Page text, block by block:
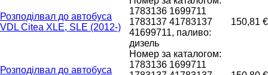
Розподілвал до автобуса
VDL Citea XLE, SLE (2012-)
1783136 1699711
1783137 41783137
41699711, паливо:
дизель
150,81 €
Розподілвал до автобуса
Номер за каталогом:
1783136 1699711